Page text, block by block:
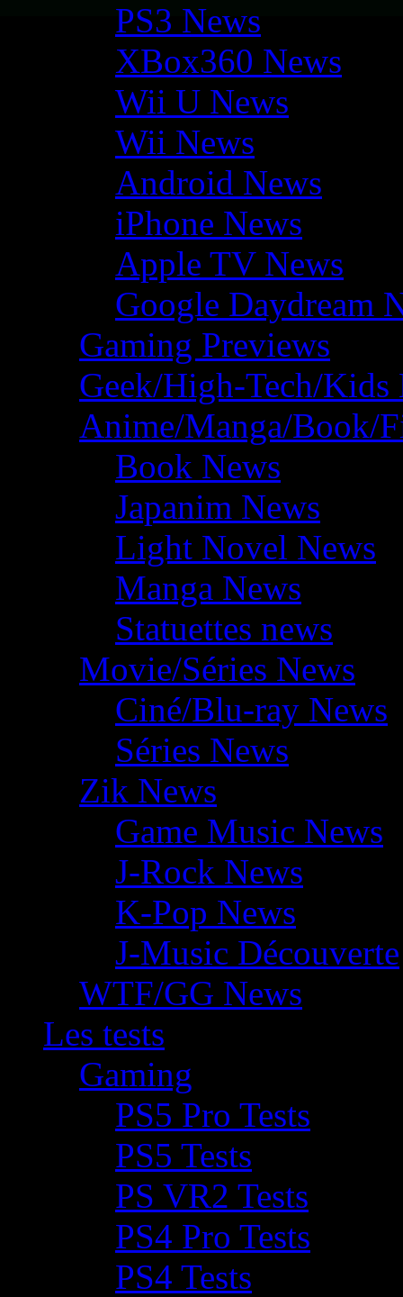
PS3 News
XBox360 News
Wii U News
Wii News
Android News
iPhone News
Apple TV News
Google Daydream
Gaming Previews
Geek/High-Tech/Kids
Anime/Manga/Book/
Book News
Japanim News
Light Novel News
Manga News
Statuettes news
Movie/Séries News
Ciné/Blu-ray News
Séries News
Zik News
Game Music News
J-Rock News
K-Pop News
J-Music Découverte
WTF/GG News
Les tests
Gaming
PS5 Pro Tests
PS5 Tests
PS VR2 Tests
PS4 Pro Tests
PS4 Tests